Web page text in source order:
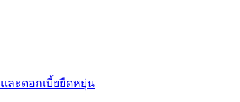
ละดอกเบี้ยยืดหยุ่น